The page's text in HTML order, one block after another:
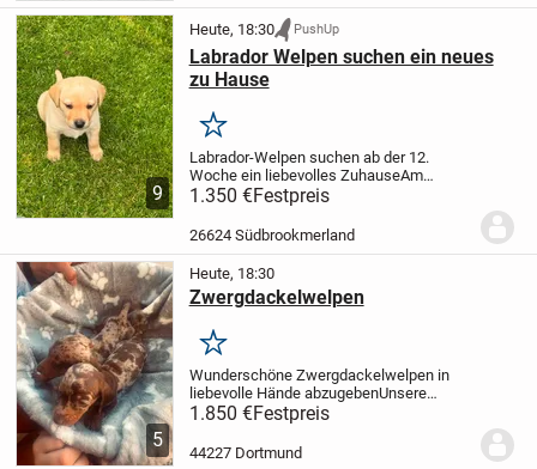
9
Heute, 18:30 PushUp
Labrador Welpen suchen ein neues
zu Hause
Merken
Labrador-Welpen suchen ab der 12.
Woche ein liebevolles ZuhauseAm
23.06.2026 hat unsere Labrador-Hündin 8
gesunde Welpen zur Welt gebracht – 4
Mädchen und 4 Rüden.Die Welpen
1.350 €Festpreis
26624 Südbrookmerland
5
Heute, 18:30
Zwergdackelwelpen
Merken
Wunderschöne Zwergdackelwelpen in
liebevolle Hände abzugebenUnsere
bezaubernden Zwergdackelwelpen
wurden am 22.06.2026 geboren und
dürfen ab der 12. Lebenswoche in ihr
1.850 €Festpreis
44227 Dortmund